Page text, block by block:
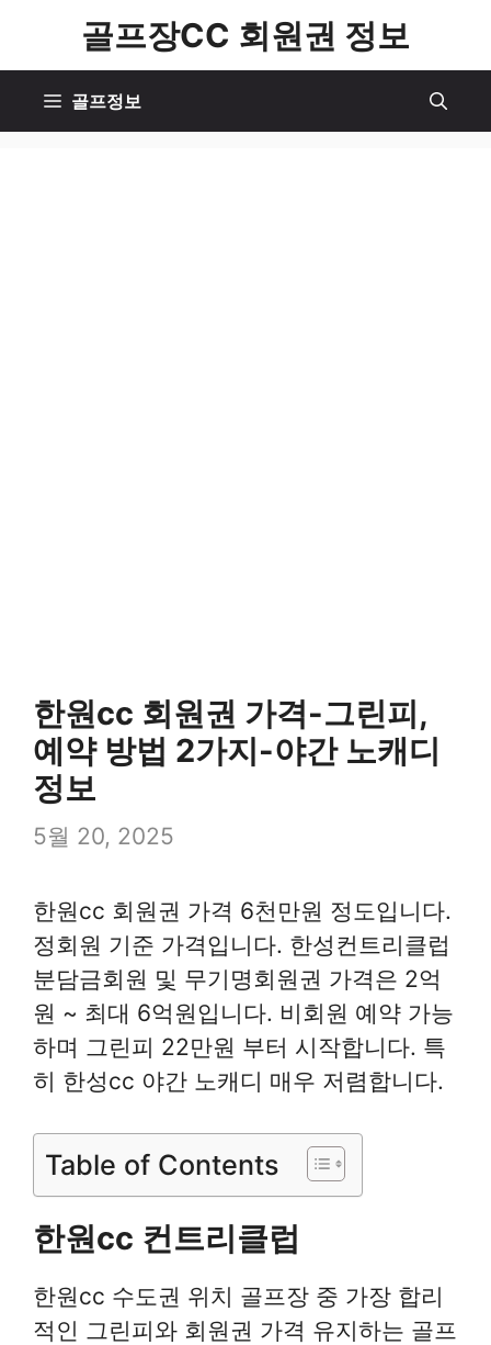
골프장CC 회원권 정보
골프정보
한원cc 회원권 가격-그린피,
예약 방법 2가지-야간 노캐디
정보
5월 20, 2025
한원cc 회원권 가격 6천만원 정도입니다.
정회원 기준 가격입니다. 한성컨트리클럽
분담금회원 및 무기명회원권 가격은 2억
원 ~ 최대 6억원입니다. 비회원 예약 가능
하며 그린피 22만원 부터 시작합니다. 특
히 한성cc 야간 노캐디 매우 저렴합니다.
Table of Contents
한원cc 컨트리클럽
한원cc 수도권 위치 골프장 중 가장 합리
적인 그린피와 회원권 가격 유지하는 골프